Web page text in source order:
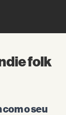
folk
o seu